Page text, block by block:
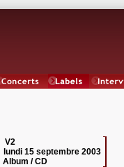
V2
lundi 15 septembre 2003
Album / CD